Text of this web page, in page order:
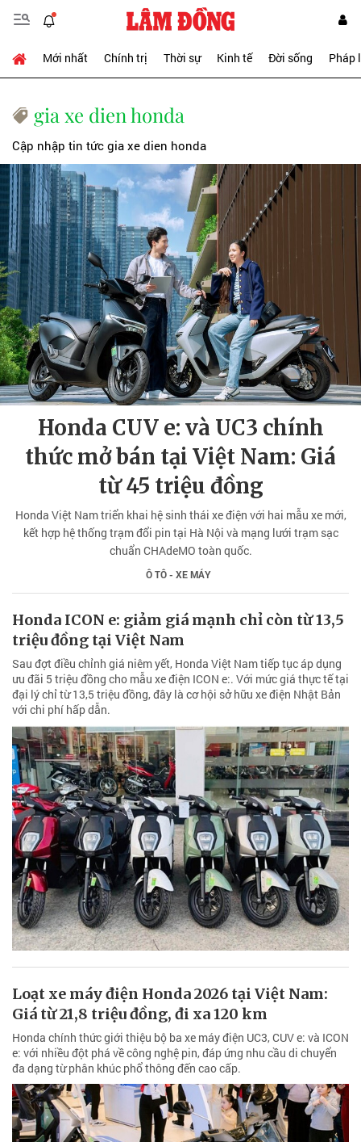
Mới nhất Chính trị Thời sự Kinh tế Đời sống Pháp
gia xe dien honda
Cập nhập tin tức gia xe dien honda
Honda CUV e: và UC3 chính
thức mở bán tại Việt Nam: Giá
từ 45 triệu đồng
Honda Việt Nam triển khai hệ sinh thái xe điện với hai mẫu xe mới,
kết hợp hệ thống trạm đổi pin tại Hà Nội và mạng lưới trạm sạc
chuẩn CHAdeMO toàn quốc.
Ô TÔ - XE MÁY
Honda ICON e: giảm giá mạnh chỉ còn từ 13,5
triệu đồng tại Việt Nam
Sau đợt điều chỉnh giá niêm yết, Honda Việt Nam tiếp tục áp dụng
ưu đãi 5 triệu đồng cho mẫu xe điện ICON e:. Với mức giá thực tế tại
đại lý chỉ từ 13,5 triệu đồng, đây là cơ hội sở hữu xe điện Nhật Bản
với chi phí hấp dẫn.
Loạt xe máy điện Honda 2026 tại Việt Nam:
Giá từ 21,8 triệu đồng, đi xa 120 km
Honda chính thức giới thiệu bộ ba xe máy điện UC3, CUV e: và ICON
e: với nhiều đột phá về công nghệ pin, đáp ứng nhu cầu di chuyển
đa dạng từ phân khúc phổ thông đến cao cấp.